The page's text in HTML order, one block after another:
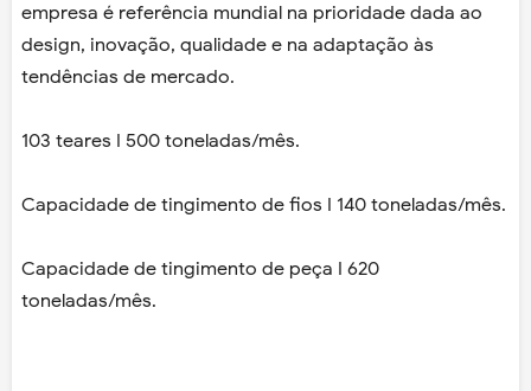
empresa é referência mundial na prioridade dada ao
design, inovação, qualidade e na adaptação às
tendências de mercado.
103 teares I 500 toneladas/mês.
Capacidade de tingimento de fios I 140 toneladas/mês.
Capacidade de tingimento de peça I 620
toneladas/mês.